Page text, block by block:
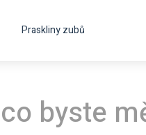
Praskliny zubů
byste